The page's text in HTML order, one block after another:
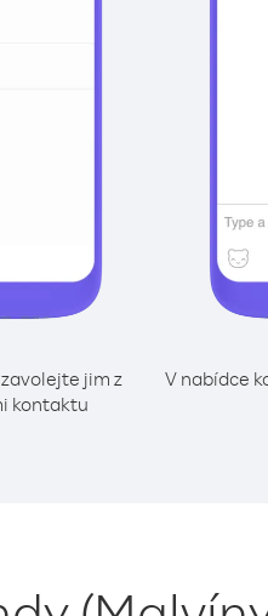
jim z
kontaktu
V nabídce